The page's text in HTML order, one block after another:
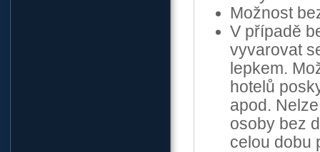
Možnost
V případě
vyvarovat
lepkem.
hotelů
apod.
osoby bez
celou dobu